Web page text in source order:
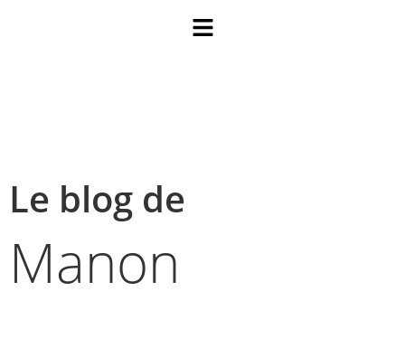
Le blog de
Manon